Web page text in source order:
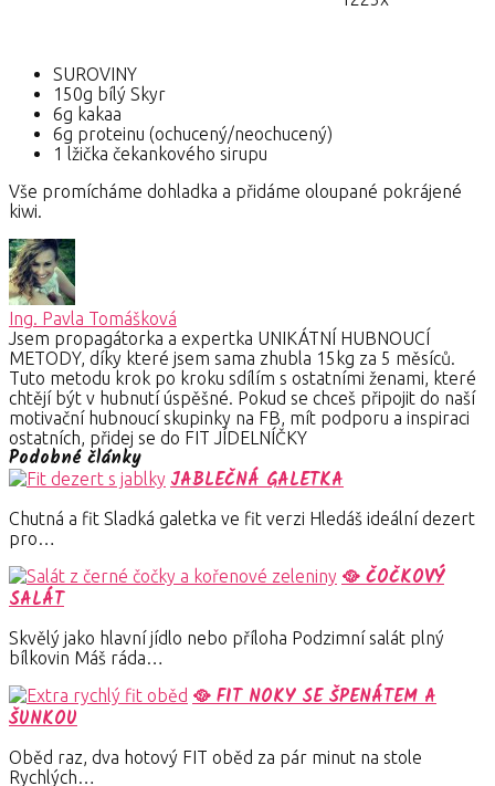
SUROVINY
150g bílý Skyr
6g kakaa
6g proteinu (ochucený/neochucený)
1 lžička čekankového sirupu
Vše promícháme dohladka a přidáme oloupané pokrájené
kiwi.
Ing. Pavla Tomášková
Jsem propagátorka a expertka UNIKÁTNÍ HUBNOUCÍ
METODY, díky které jsem sama zhubla 15kg za 5 měsíců.
Tuto metodu krok po kroku sdílím s ostatními ženami, které
chtějí být v hubnutí úspěšné. Pokud se chceš připojit do naší
motivační hubnoucí skupinky na FB, mít podporu a inspiraci
ostatních, přidej se do FIT JÍDELNÍČKY
Podobné články
JABLEČNÁ GALETKA
Chutná a fit Sladká galetka ve fit verzi Hledáš ideální dezert
pro…
🥘 ČOČKOVÝ
SALÁT
Skvělý jako hlavní jídlo nebo příloha Podzimní salát plný
bílkovin Máš ráda…
🥘 FIT NOKY SE ŠPENÁTEM A
ŠUNKOU
Oběd raz, dva hotový FIT oběd za pár minut na stole
Rychlých…